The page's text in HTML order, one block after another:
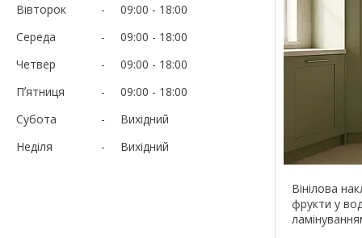
Вівторок
09:00
18:00
Середа
09:00
18:00
Четвер
09:00
18:00
Пʼятниця
09:00
18:00
Субота
Вихідний
Неділя
Вихідний
Вінілова
фрукти у